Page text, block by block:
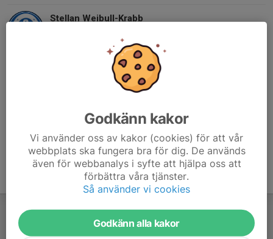
Stellan Weibull-Krabb
weibull.krabb@stewei.eu
072-337 03 18
hietalaoscar@gmail.com
Godkänn kakor
Vi använder oss av kakor (cookies) för att vår
webbplats ska fungera bra för dig. De används
även för webbanalys i syfte att hjälpa oss att
förbättra våra tjänster.
Så använder vi cookies
Godkänn alla kakor